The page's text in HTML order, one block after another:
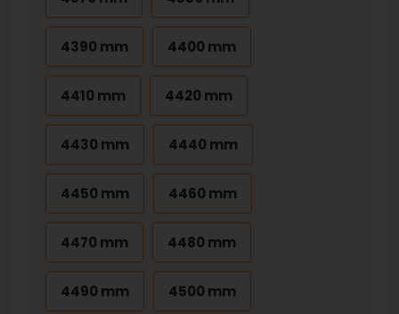
4390 mm 4400 mm
4410 mm 4420 mm
4430 mm 4440 mm
4450 mm 4460 mm
4470 mm 4480 mm
4490 mm 4500 mm